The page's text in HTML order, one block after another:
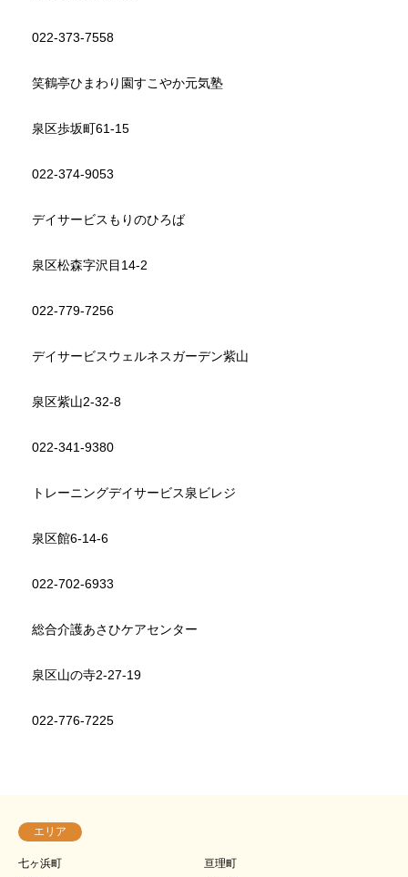
022-373-7558
笑鶴亭ひまわり園すこやか元気塾
泉区歩坂町61-15
022-374-9053
デイサービスもりのひろば
泉区松森字沢目14-2
022-779-7256
デイサービスウェルネスガーデン紫山
泉区紫山2-32-8
022-341-9380
トレーニングデイサービス泉ビレジ
泉区館6-14-6
022-702-6933
総合介護あさひケアセンター
泉区山の寺2-27-19
022-776-7225
エリア
七ヶ浜町
亘理町